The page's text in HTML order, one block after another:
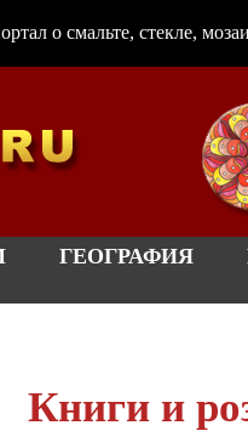
о смальте, стекле,
ГЕОГРАФИЯ
Книги и